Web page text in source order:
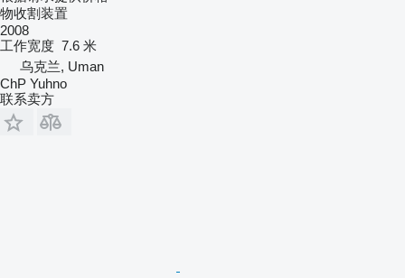
物收割装置
2008
工作宽度 7.6 米
乌克兰, Uman
ChP Yuhno
联系卖方